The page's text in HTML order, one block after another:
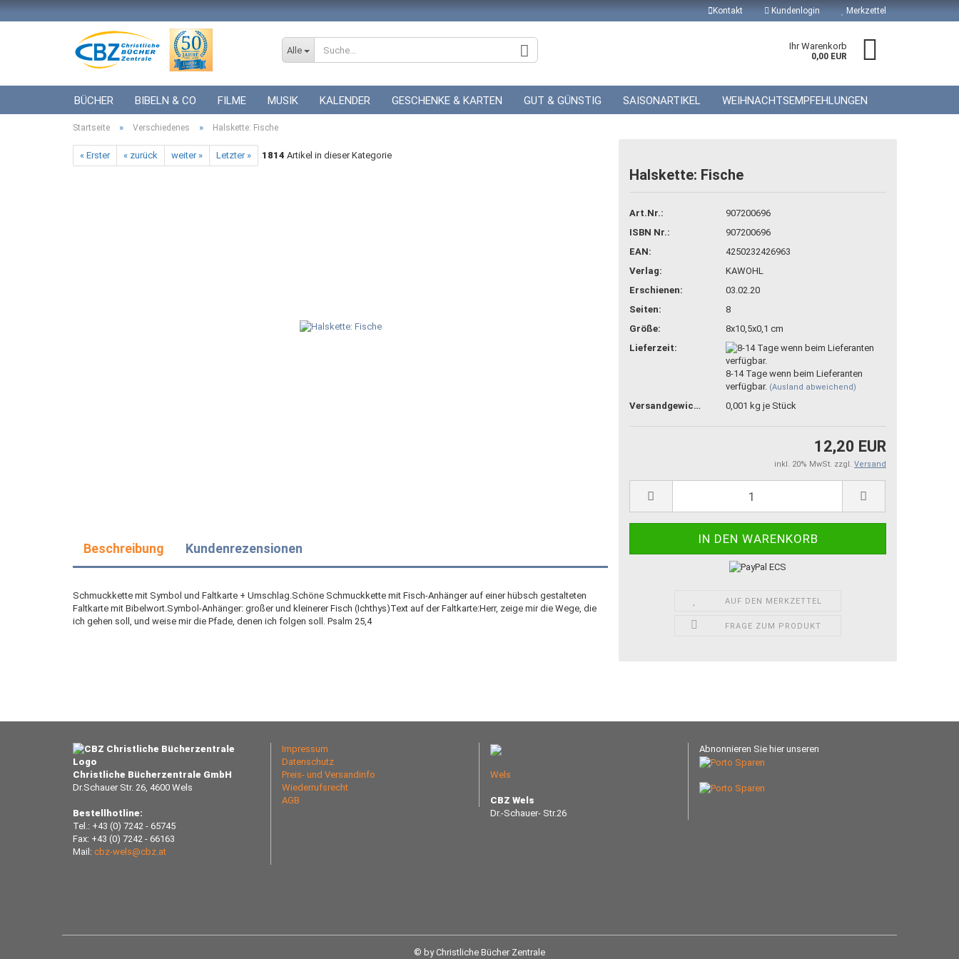
Kontakt Kundenlogin
Konto erstellen
Passwort vergessen?
Merkzettel
Alle Ihr Warenkorb
0,00 EUR
BÜCHER BIBELN & CO FILME MUSIK KALENDER GESCHENKE & KARTEN GUT & GÜNSTIG SAISONARTIKEL WEIHNACHTSEMPFEHLUNGEN
ICF BÜCHER VERSCHIEDENES GESCHENKE ZUR HOCHZEIT
Startseite » Verschiedenes » Halskette: Fische
« Erster « zurück weiter » Letzter » 1814 Artikel in dieser Kategorie
Halskette: Fische
Art.Nr.:
907200696
ISBN Nr.:
907200696
EAN:
4250232426963
Verlag:
KAWOHL
Erschienen:
03.02.20
Seiten:
8
Größe:
8x10,5x0,1 cm
Lieferzeit:
8-14 Tage wenn beim Lieferanten
verfügbar. (Ausland abweichend)
Versandgewicht: 0,001 kg je Stück
12,20 EUR
inkl. 20% MwSt. zzgl. Versand
AUF DEN MERKZETTEL
FRAGE ZUM PRODUKT
Beschreibung Kundenrezensionen
Schmuckkette mit Symbol und Faltkarte + Umschlag.Schöne Schmuckkette mit Fisch-Anhänger auf einer hübsch gestalteten
Faltkarte mit Bibelwort.Symbol-Anhänger: großer und kleinerer Fisch (Ichthys)Text auf der Faltkarte:Herr, zeige mir die Wege, die
ich gehen soll, und weise mir die Pfade, denen ich folgen soll. Psalm 25,4
Christliche Bücherzentrale GmbH
Dr.Schauer Str. 26, 4600 Wels
Bestellhotline:
Tel.: +43 (0) 7242 - 65745
Fax: +43 (0) 7242 - 66163
Mail: cbz-wels@cbz.at
Impressum
Datenschutz
Preis- und Versandinfo
Wiederrufsrecht
AGB
Wels
CBZ Wels
Dr.-Schauer- Str.26
Abnonnieren Sie hier unseren
© by Christliche Bücher Zentrale